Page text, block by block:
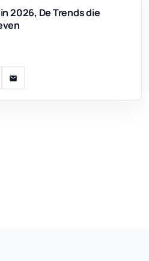
2026, De Trends die